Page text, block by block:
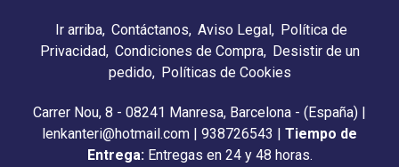
Ir arriba Contáctanos Aviso Legal
Política de
Privacidad Condiciones de Compra
Desistir de un
pedido
Políticas de Cookies
Carrer Nou, 8 - 08241 Manresa, Barcelona - (España) |
lenkanteri@hotmail.com | 938726543 | Tiempo de
Entrega: Entregas en 24 y 48 horas.